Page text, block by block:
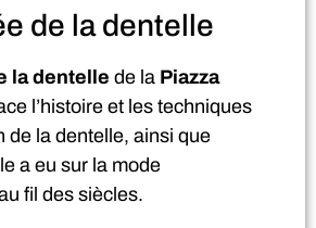
de la dentelle
la dentelle de la Piazza
l’histoire et les techniques
de la dentelle, ainsi que
a eu sur la mode
fil des siècles.